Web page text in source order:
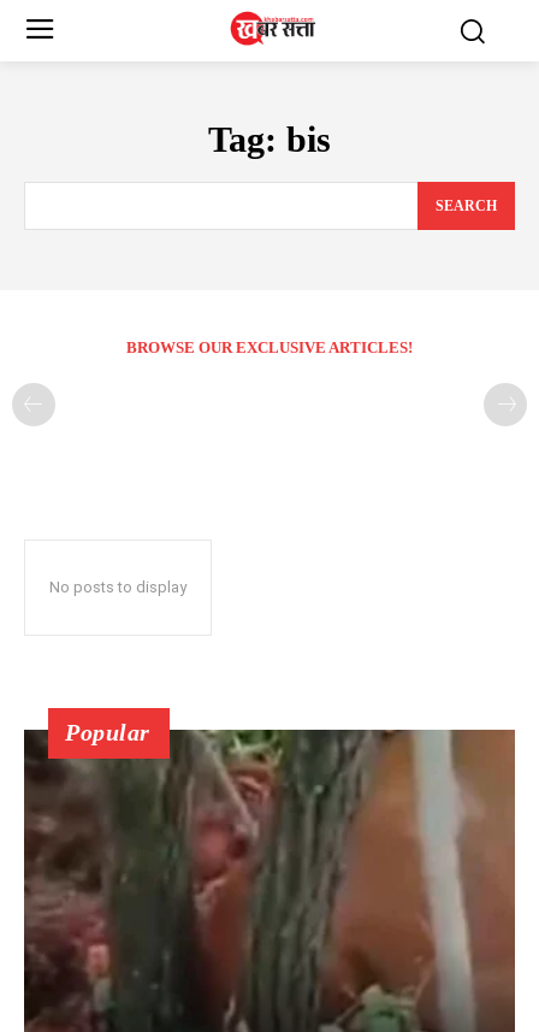
Tag: bis
SEARCH
BROWSE OUR EXCLUSIVE ARTICLES!
No posts to display
Popular